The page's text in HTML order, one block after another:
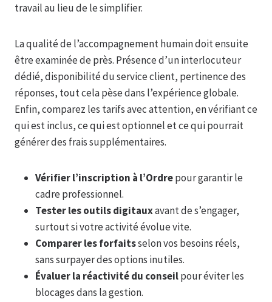
travail au lieu de le simplifier.
La qualité de l’accompagnement humain doit ensuite
être examinée de près. Présence d’un interlocuteur
dédié, disponibilité du service client, pertinence des
réponses, tout cela pèse dans l’expérience globale.
Enfin, comparez les tarifs avec attention, en vérifiant ce
qui est inclus, ce qui est optionnel et ce qui pourrait
générer des frais supplémentaires.
Vérifier l’inscription à l’Ordrepour garantir le
cadre professionnel.
Tester les outils digitauxavant de s’engager,
surtout si votre activité évolue vite.
Comparer les forfaitsselon vos besoins réels,
sans surpayer des options inutiles.
Évaluer la réactivité du conseilpour éviter les
blocages dans la gestion.